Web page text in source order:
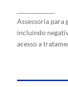
Assessoria para
incluindo
acesso a
saúde,
indevidos